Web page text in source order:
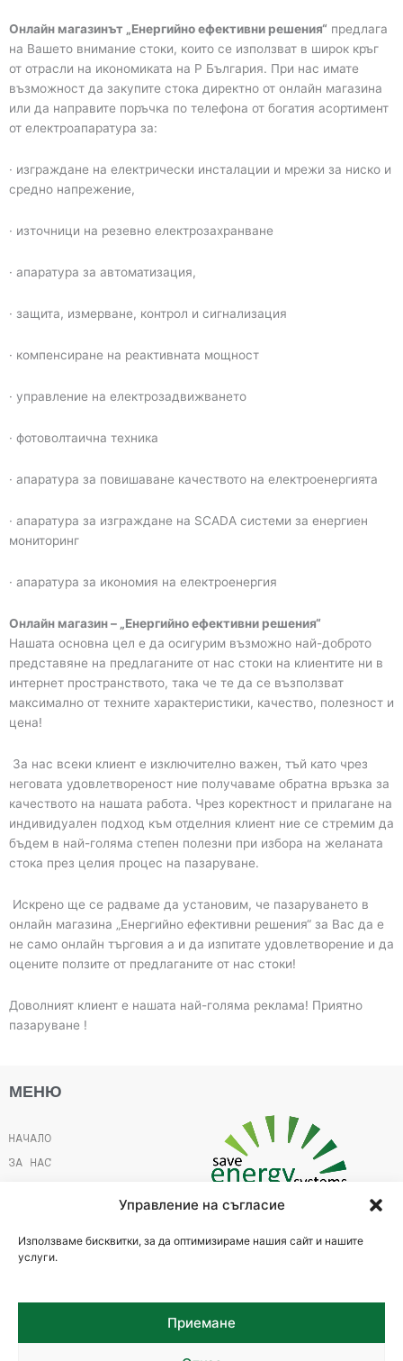
Управление на съгласие
Използваме бисквитки, за да оптимизираме нашия сайт и нашите
услуги.
Приемане
Онлайн магазинът „Енергийно ефективни решения“ предлага
на Вашето внимание стоки, които се използват в широк кръг
от отрасли на икономиката на Р България. При нас имате
възможност да закупите стока директно от онлайн магазина
или да направите поръчка по телефона от богатия асортимент
от електроапаратура за:
· изграждане на електрически инсталации и мрежи за ниско и
средно напрежение,
· източници на резевно електрозахранване
· апаратура за автоматизация,
· защита, измерване, контрол и сигнализация
· компенсиране на реактивната мощност
· управление на електрозадвижването
· фотоволтаична техника
· апаратура за повишаване качеството на електроенергията
· апаратура за изграждане на SCADA системи за енергиен
мониторинг
· апаратура за икономия на електроенергия
Онлайн магазин – „Енергийно ефективни решения“
Нашата основна цел е да осигурим възможно най-доброто
представяне на предлаганите от нас стоки на клиентите ни в
интернет пространството, така че те да се възползват
максимално от техните характеристики, качество, полезност и
цена!
За нас всеки клиент е изключително важен, тъй като чрез
неговата удовлетвореност ние получаваме обратна връзка за
качеството на нашата работа. Чрез коректност и прилагане на
индивидуален подход към отделния клиент ние се стремим да
бъдем в най-голяма степен полезни при избора на желаната
стока през целия процес на пазаруване.
Искрено ще се радваме да установим, че пазаруването в
онлайн магазина „Енергийно ефективни решения“ за Вас да е
не само онлайн търговия а и да изпитате удовлетворение и да
оцените ползите от предлаганите от нас стоки!
Доволният клиент е нашата най-голяма реклама! Приятно
пазаруване !
МЕНЮ
НАЧАЛО
ЗА НАС
ИЗГОДНО И ПОЛЕЗНО
КОНТАКТИ
store@energysavebg.com